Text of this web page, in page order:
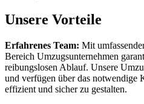
Unsere Vorteile
Erfahrenes Team: Mit
Bereich Umzugsunternehmen
reibungslosen Ablauf. Unsere
und verfügen über das
effizient und sicher zu gestalten.